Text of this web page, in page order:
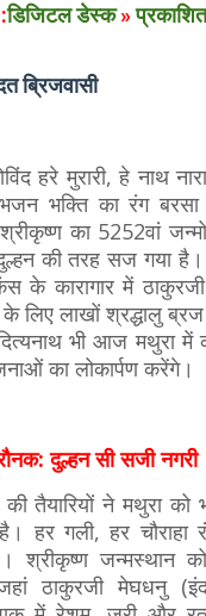
डिजिटल डेस्क »
ब्रिजवासी
हरे मुरारी, हे नाथ
भक्ति का रंग
का 5252वां
की तरह सज गया
के कारागार में ठाकुरजी
के लिए लाखों श्रद्धालु
भी आज मथुरा में
का लोकार्पण करेंगे।
दुल्हन सी सजी नगरी
की तैयारियों ने मथुरा
हर गली, हर
श्रीकृष्ण जन्मस्थान
ठाकुरजी मेघधनु